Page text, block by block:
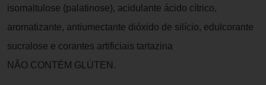
isomaltulose (palatinose), acidulante ácido cítrico,
aromatizante, antiumectante dióxido de silício, edulcorante
sucralose e corantes artificiais tartazina
NÃO CONTÉM GLÚTEN.